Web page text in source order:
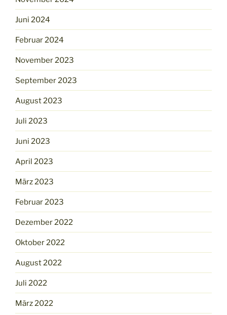
Juni 2024
Februar 2024
November 2023
September 2023
August 2023
Juli 2023
Juni 2023
April 2023
März 2023
Februar 2023
Dezember 2022
Oktober 2022
August 2022
Juli 2022
März 2022